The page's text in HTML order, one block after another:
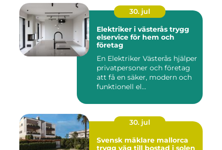
30. jul
Elektriker i västerås trygg
elservice för hem och
företag
En Elektriker Västerås hjälper
privatpersoner och företag
att få en säker, modern och
funktionell el...
30. jul
Svensk mäklare mallorca
trygg väg till bostad i solen